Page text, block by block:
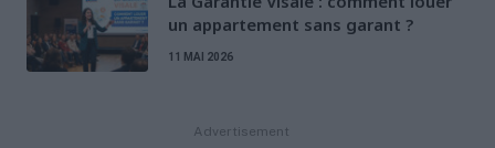
un appartement sans garant ?
11 MAI 2026
Advertisement